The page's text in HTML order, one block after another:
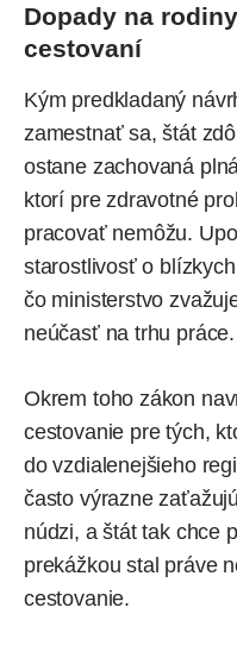
Dopady na
cestovaní
Kým predkladaný
zamestnať sa, štát
ostane zachovaná
ktorí pre zdravotné
pracovať nemôžu.
starostlivosť o
čo ministerstvo
neúčasť na trhu práce.
Okrem toho zákon
cestovanie pre tých,
do vzdialenejšieho
často výrazne
núdzi, a štát tak chce
prekážkou stal práve
cestovanie.